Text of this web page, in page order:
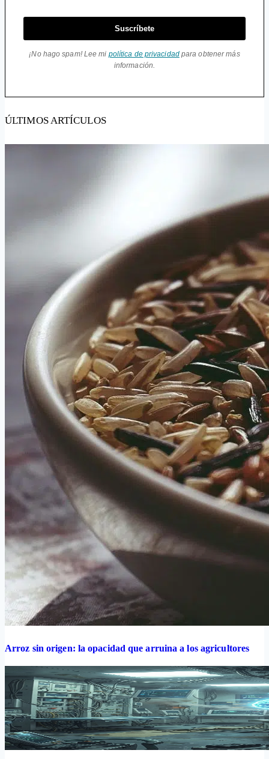
Suscríbete
¡No hago spam! Lee mi política de privacidadpara obtener más
información.
ÚLTIMOS ARTÍCULOS
Arroz sin origen: la opacidad que arruina a los agricultores